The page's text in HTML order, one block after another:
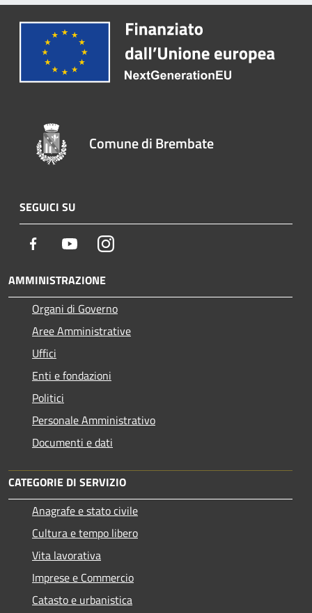
Comune di Brembate
SEGUICI SU
Facebook YoutubeInstagram
AMMINISTRAZIONE
Organi di Governo
Aree Amministrative
Uffici
Enti e fondazioni
Politici
Personale Amministrativo
Documenti e dati
CATEGORIE DI SERVIZIO
Anagrafe e stato civile
Cultura e tempo libero
Vita lavorativa
Imprese e Commercio
Catasto e urbanistica